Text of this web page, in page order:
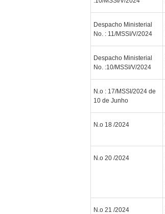
Despacho Ministerial
No. : 11/MSSI/V/2024
Despacho Ministerial
No. :10/MSSI/V/2024
N.o : 17/MSSI/2024 de
10 de Junho
N.o 18 /2024
N.o 20 /2024
N.o 21 /2024